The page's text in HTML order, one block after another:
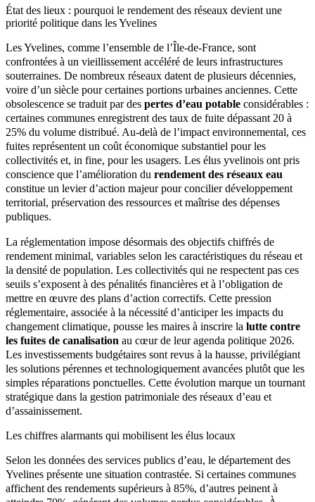
État des lieux : pourquoi le rendement des réseaux devient une
priorité politique dans les Yvelines
Les Yvelines, comme l’ensemble de l’Île-de-France, sont
confrontées à un vieillissement accéléré de leurs infrastructures
souterraines. De nombreux réseaux datent de plusieurs décennies,
voire d’un siècle pour certaines portions urbaines anciennes. Cette
obsolescence se traduit par des pertes d’eau potable considérables :
certaines communes enregistrent des taux de fuite dépassant 20 à
25% du volume distribué. Au-delà de l’impact environnemental, ces
fuites représentent un coût économique substantiel pour les
collectivités et, in fine, pour les usagers. Les élus yvelinois ont pris
conscience que l’amélioration du rendement des réseaux eau
constitue un levier d’action majeur pour concilier développement
territorial, préservation des ressources et maîtrise des dépenses
publiques.
La réglementation impose désormais des objectifs chiffrés de
rendement minimal, variables selon les caractéristiques du réseau et
la densité de population. Les collectivités qui ne respectent pas ces
seuils s’exposent à des pénalités financières et à l’obligation de
mettre en œuvre des plans d’action correctifs. Cette pression
réglementaire, associée à la nécessité d’anticiper les impacts du
changement climatique, pousse les maires à inscrire la lutte contre
les fuites de canalisation au cœur de leur agenda politique 2026.
Les investissements budgétaires sont revus à la hausse, privilégiant
les solutions pérennes et technologiquement avancées plutôt que les
simples réparations ponctuelles. Cette évolution marque un tournant
stratégique dans la gestion patrimoniale des réseaux d’eau et
d’assainissement.
Les chiffres alarmants qui mobilisent les élus locaux
Selon les données des services publics d’eau, le département des
Yvelines présente une situation contrastée. Si certaines communes
affichent des rendements supérieurs à 85%, d’autres peinent à